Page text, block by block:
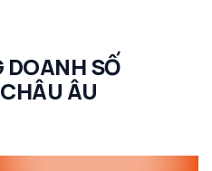
DOANH SỐ
ÂU